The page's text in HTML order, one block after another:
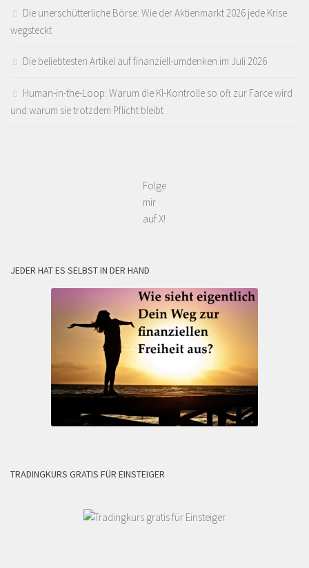
Die unerschütterliche Börse: Wie der Aktienmarkt 2026 jede Krise
wegsteckt
Die beliebtesten Artikel auf finanziell-umdenken im Juli 2026
Human-in-the-Loop: Warum die KI-Kontrolle so oft zur Farce wird
und warum sie trotzdem Pflicht bleibt
Folge
mir
auf X!
JEDER HAT ES SELBST IN DER HAND
TRADINGKURS GRATIS FÜR EINSTEIGER